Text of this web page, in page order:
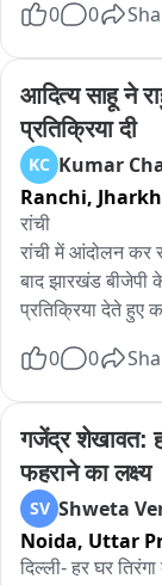
0 0
आदित्य साहू ने
प्रतिक्रिया दी
KC Kumar
Ranchi,
रांची
रांची में आंदोलन कर
बाद झारखंड बीजेपी
प्रतिक्रिया देते हुए
सीएम हेमंत सोरेन से
राहुल गांधी
चल रही है। उनको
सीबीआई जांच है।
कम काम नहीं कर
में आकर राहुल गांधी
गांधी के थोड़ी भी
0 0
गजेंद्र शेखावत:
फहराने का लक्ष्य
SV Shweta
Noida, Uttar
दिल्ली- हर घर